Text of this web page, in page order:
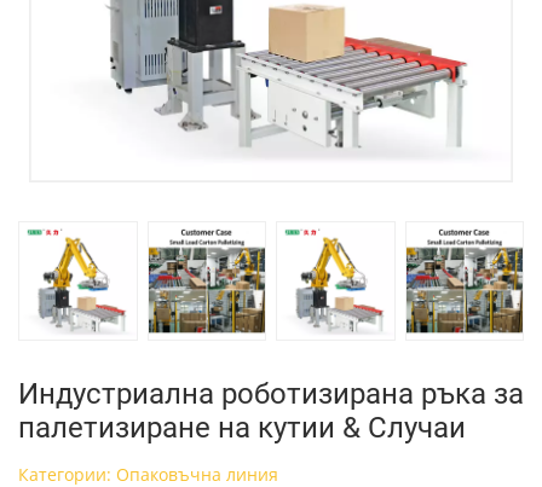
Индустриална роботизирана ръка за
палетизиране на кутии & Случаи
Категории: Опаковъчна линия